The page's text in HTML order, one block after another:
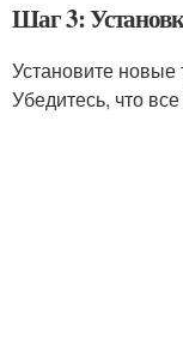
Шаг 3:
Установите
Убедитесь, что